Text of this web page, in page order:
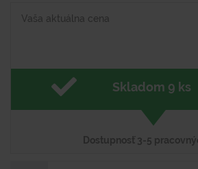
Vaša aktuálna cena
Skladom 9 ks
Dostupnosť 3-5